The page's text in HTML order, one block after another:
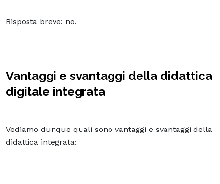
Risposta breve: no.
Vantaggi e svantaggi della didattica
digitale integrata
Vediamo dunque quali sono vantaggi e svantaggi della
didattica integrata: